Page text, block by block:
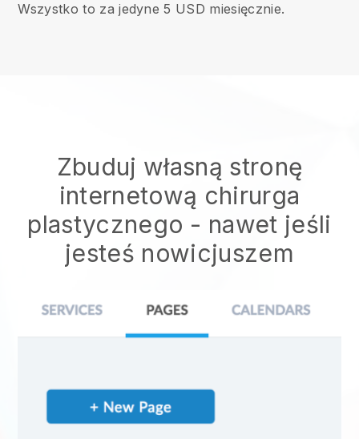
Wszystko to za jedyne 5 USD miesięcznie.
Zbuduj własną stronę
internetową chirurga
plastycznego - nawet jeśli
jesteś nowicjuszem